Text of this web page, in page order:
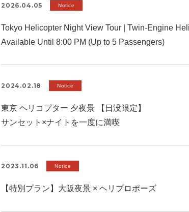
2026.04.05 Notice
Tokyo Helicopter Night View Tour | Twin-Engine
Available Until 8:00 PM (Up to 5 Passengers)
2024.02.18 Notice
東京 ヘリコプター 夕夜景 【日没限定】
サンセット×ナイトを一度に満喫
2023.11.06 Notice
【特別プラン】大阪夜景 × ヘリプロポーズ